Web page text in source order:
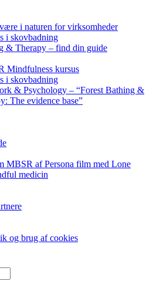
i naturen for virksomheder
i skovbadning
& Therapy – find din guide
Mindfulness kursus
i skovbadning
& Psychology – “Forest Bathing &
The evidence base”
MBSR af Persona film med Lone
medicin
og brug af cookies